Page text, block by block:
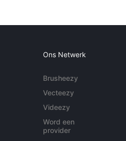
Ons Netwerk
Brusheezy
Vecteezy
Videezy
Word een
provider